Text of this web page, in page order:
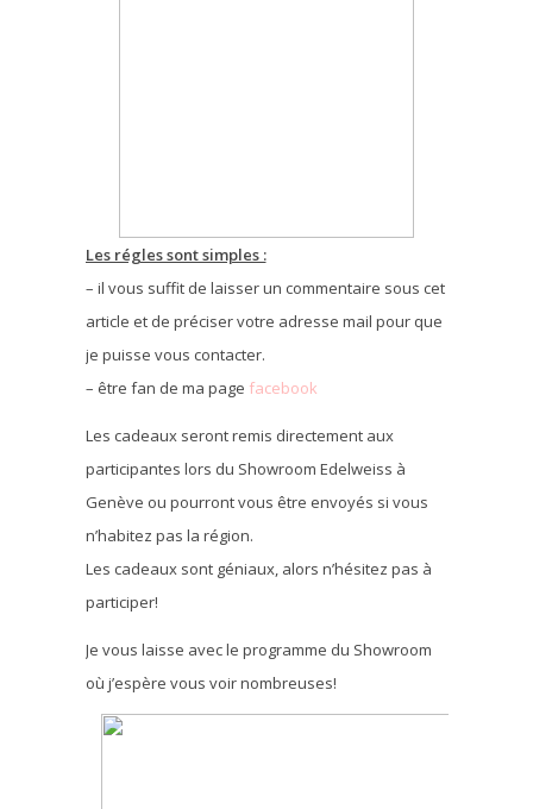
Les régles sont simples :
– il vous suffit de laisser un commentaire sous cet
article et de préciser votre adresse mail pour que
je puisse vous contacter.
– être fan de ma page facebook
Les cadeaux seront remis directement aux
participantes lors du Showroom Edelweiss à
Genève ou pourront vous être envoyés si vous
n’habitez pas la région.
Les cadeaux sont géniaux, alors n’hésitez pas à
participer!
Je vous laisse avec le programme du Showroom
où j’espère vous voir nombreuses!